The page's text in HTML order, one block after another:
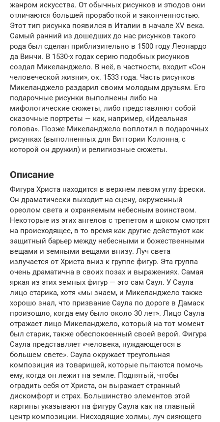
жанром искусства. От обычных рисунков и этюдов они
отличаются большей проработкой и законченностью.
Этот тип рисунка появился в Италии в начале XV века.
Самый ранний из дошедших до нас рисунков такого
рода был сделан приблизительно в 1500 году Леонардо
да Винчи. В 1530-х годах серию подобных рисунков
создал Микеланджело. В неё, в частности, входит «Сон
человеческой жизни», ок. 1533 года. Часть рисунков
Микеланджело раздарил своим молодым друзьям. Его
подарочные рисунки выполнены либо на
мифологические сюжеты, либо представляют собой
сказочные портреты — как, например, «Идеальная
голова». Позже Микеланджело воплотил в подарочных
рисунках (выполненных для Виттории Колонна, с
которой он дружил) и религиозные сюжеты.
Описание
Фигура Христа находится в верхнем левом углу фрески.
Он драматически выходит на сцену, окруженный
ореолом света и охраняемым небесным воинством.
Некоторые из этих ангелов с трепетом и шоком смотрят
на происходящее, в то время как другие действуют как
защитный барьер между небесными и божественными
вещами и земными вещами внизу. Луч света
излучается от Христа вниз к группе фигур. Эта группа
очень драматична в своих позах и выражениях. Самая
яркая из этих земных фигур — это сам Саул. У Саула
лицо старика, хотя «мы знаем, и Микеланджело также
хорошо знал, что призвание Саула по дороге в Дамаск
произошло, когда ему было около 30 лет». Лицо Саула
отражает лицо Микеланджело, который на тот момент
был старик, также обеспокоенный своей верой. Фигура
Саула представляет «человека, нуждающегося в
большем свете». Саула окружает треугольная
композиция из товарищей, которые пытаются помочь
ему, когда он лежит на земле. Поднятый, чтобы
оградить себя от Христа, он выражает странный
дискомфорт и страх. Большинство элементов этой
картины указывают на фигуру Саула как на главный
центр композиции. Нисходящие холмы, луч сияющего